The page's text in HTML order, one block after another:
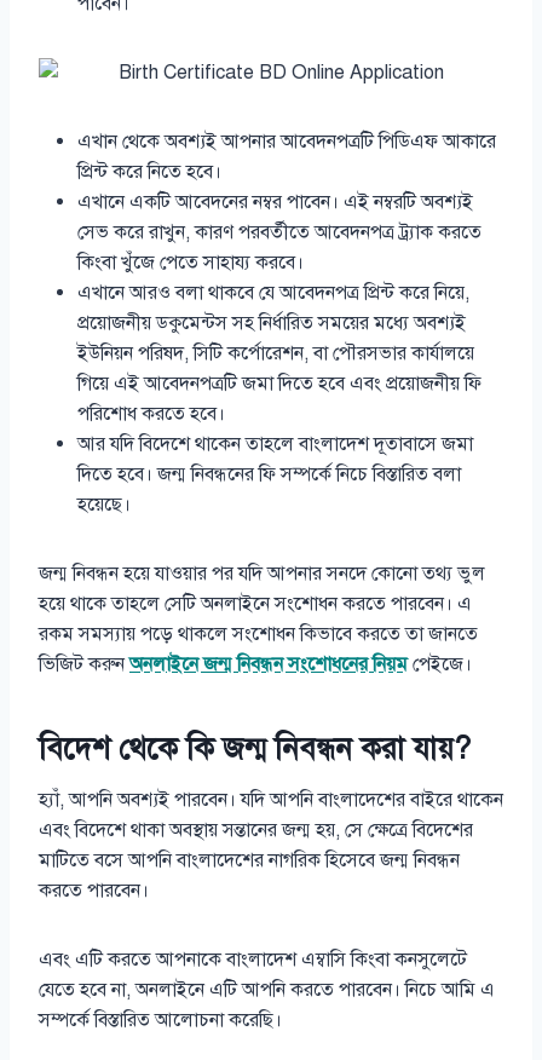
এখান থেকে অবশ্যই আপনার আবেদনপত্রটি পিডিএফ আকারে
প্রিন্ট করে নিতে হবে।
এখানে একটি আবেদনের নম্বর পাবেন। এই নম্বরটি অবশ্যই
সেভ করে রাখুন, কারণ পরবর্তীতে আবেদনপত্র ট্র্যাক করতে
কিংবা খুঁজে পেতে সাহায্য করবে।
এখানে আরও বলা থাকবে যে আবেদনপত্র প্রিন্ট করে নিয়ে,
প্রয়োজনীয় ডকুমেন্টস সহ নির্ধারিত সময়ের মধ্যে অবশ্যই
ইউনিয়ন পরিষদ, সিটি কর্পোরেশন, বা পৌরসভার কার্যালয়ে
গিয়ে এই আবেদনপত্রটি জমা দিতে হবে এবং প্রয়োজনীয় ফি
পরিশোধ করতে হবে।
আর যদি বিদেশে থাকেন তাহলে বাংলাদেশ দূতাবাসে জমা
দিতে হবে। জন্ম নিবন্ধনের ফি সম্পর্কে নিচে বিস্তারিত বলা
হয়েছে।
জন্ম নিবন্ধন হয়ে যাওয়ার পর যদি আপনার সনদে কোনো তথ্য ভুল
হয়ে থাকে তাহলে সেটি অনলাইনে সংশোধন করতে পারবেন। এ
রকম সমস্যায় পড়ে থাকলে সংশোধন কিভাবে করতে তা জানতে
ভিজিট করুনঅনলাইনে জন্ম নিবন্ধন সংশোধনের নিয়মপেইজে।
বিদেশ থেকে কি জন্ম নিবন্ধন করা যায়?
হ্যাঁ, আপনি অবশ্যই পারবেন। যদি আপনি বাংলাদেশের বাইরে থাকেন
এবং বিদেশে থাকা অবস্থায় সন্তানের জন্ম হয়, সে ক্ষেত্রে বিদেশের
মাটিতে বসে আপনি বাংলাদেশের নাগরিক হিসেবে জন্ম নিবন্ধন
করতে পারবেন।
এবং এটি করতে আপনাকে বাংলাদেশ এম্বাসি কিংবা কনসুলেটে
যেতে হবে না, অনলাইনে এটি আপনি করতে পারবেন। নিচে আমি এ
সম্পর্কে বিস্তারিত আলোচনা করেছি।